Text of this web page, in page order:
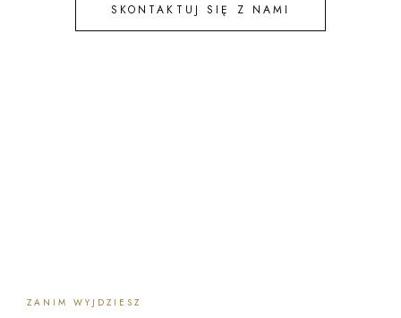
SKONTAKTUJ SIĘ Z NAMI
ZANIM WYJDZIESZ